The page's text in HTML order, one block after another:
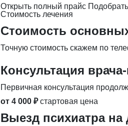
Открыть полный прайс
Стоимость лечения
Стоимость
Точную стоимость скажем по
Консультация
Первичная консультация
от 4 000 ₽ стартовая цена
Выезд психиатра на